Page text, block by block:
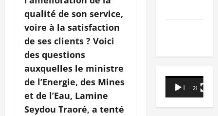
qualité de son service,
voire à la satisfaction
de ses clients ? Voici
des questions
auxquelles le ministre
de l’Energie, des Mines
et de l’Eau, Lamine
Seydou Traoré, a tenté
Lecteur
vidéo
00:00 29:21